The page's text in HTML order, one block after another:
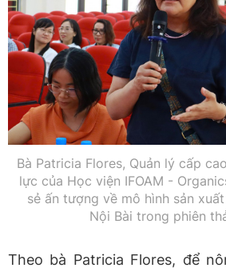
Bà Patricia Flores, Quản lý cấp
lực của Học viện IFOAM -
sẻ ấn tượng về mô hình sản
Nội Bài trong phiên
Theo bà Patricia Flores, để